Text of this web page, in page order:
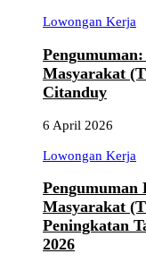
Lowongan Kerja
Masyarakat
Citanduy
6 April 2026
Lowongan Kerja
Pengumuman
Masyarakat
Peningkatan
2026